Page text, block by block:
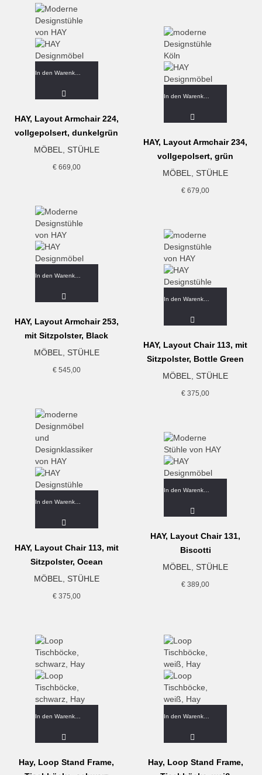
HAY, Layout Armchair 224,
vollgepolsert, dunkelgrün
MÖBEL
STÜHLE
€669,00
HAY, Layout Armchair 234,
vollgepolsert, grün
MÖBEL
STÜHLE
€ 679,00
HAY, Layout Armchair 253,
mit Sitzpolster, Black
MÖBEL
STÜHLE
€545,00
HAY, Layout Chair 113, mit
Sitzpolster, Bottle Green
MÖBEL
STÜHLE
€ 375,00
HAY, Layout Chair 113, mit
Sitzpolster, Ocean
MÖBEL
STÜHLE
€375,00
HAY, Layout Chair 131,
Biscotti
MÖBEL
STÜHLE
€ 389,00
Hay, Loop Stand Frame,
Hay, Loop Stand Frame,